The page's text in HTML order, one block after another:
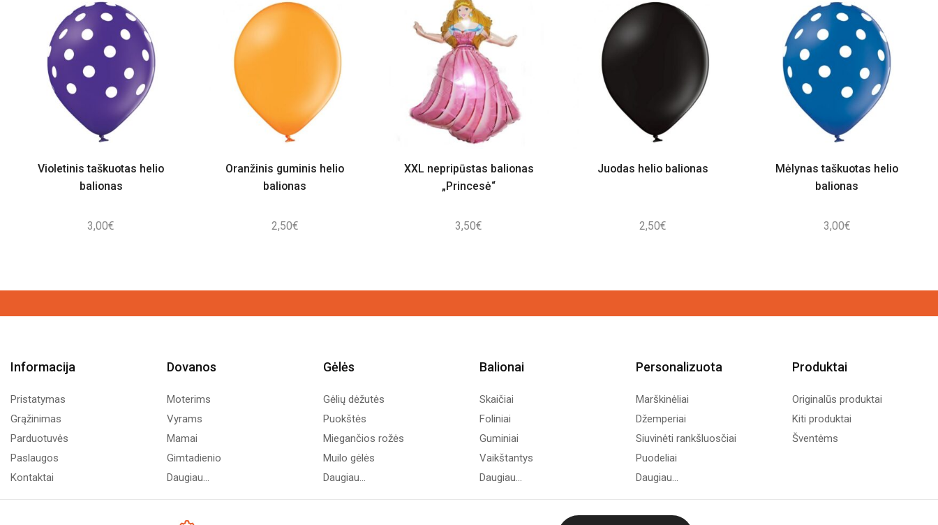
Violetinis taškuotas helio
balionas
3,00€
Oranžinis guminis helio
balionas
2,50€
XXL nepripūstas balionas
„Princesė“
3,50€
Juodas helio balionas
2,50€
Mėlynas taškuotas helio
balionas
3,00€
Informacija
Pristatymas
Grąžinimas
Parduotuvės
Paslaugos
Kontaktai
Dovanos
Moterims
Vyrams
Mamai
Gimtadienio
Daugiau...
Gėlės
Gėlių dėžutės
Puokštės
Miegančios rožės
Muilo gėlės
Daugiau...
Balionai
Skaičiai
Foliniai
Guminiai
Vaikštantys
Daugiau...
Personalizuota
Marškinėliai
Džemperiai
Siuvinėti rankšluosčiai
Puodeliai
Daugiau...
Produktai
Originalūs produktai
Kiti produktai
Šventėms